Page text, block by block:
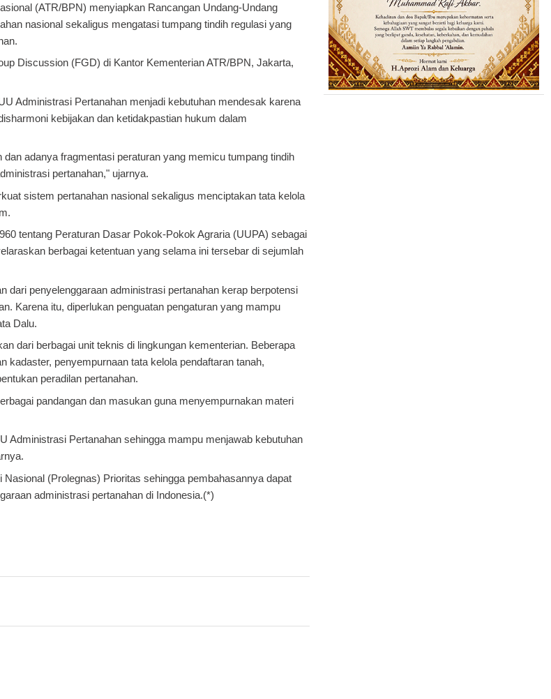
(ATR/BPN) menyiapkan Rancangan Undang-Undang
nasional sekaligus mengatasi tumpang tindih regulasi yang
Discussion (FGD) di Kantor Kementerian ATR/BPN, Jakarta,
Administrasi Pertanahan menjadi kebutuhan mendesak karena
kebijakan dan ketidakpastian hukum dalam
adanya fragmentasi peraturan yang memicu tumpang tindih
pertanahan," ujarnya.
sistem pertanahan nasional sekaligus menciptakan tata kelola
tentang Peraturan Dasar Pokok-Pokok Agraria (UUPA) sebagai
berbagai ketentuan yang selama ini tersebar di sejumlah
dari penyelenggaraan administrasi pertanahan kerap berpotensi
Karena itu, diperlukan penguatan pengaturan yang mampu
Dalu.
dari berbagai unit teknis di lingkungan kementerian. Beberapa
kadaster, penyempurnaan tata kelola pendaftaran tanah,
peradilan pertanahan.
pandangan dan masukan guna menyempurnakan materi
Administrasi Pertanahan sehingga mampu menjawab kebutuhan
(Prolegnas) Prioritas sehingga pembahasannya dapat
administrasi pertanahan di Indonesia.(*)